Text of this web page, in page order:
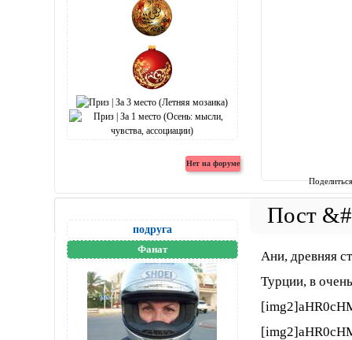
подруга
Фанат
Ани, древняя
Турции, в